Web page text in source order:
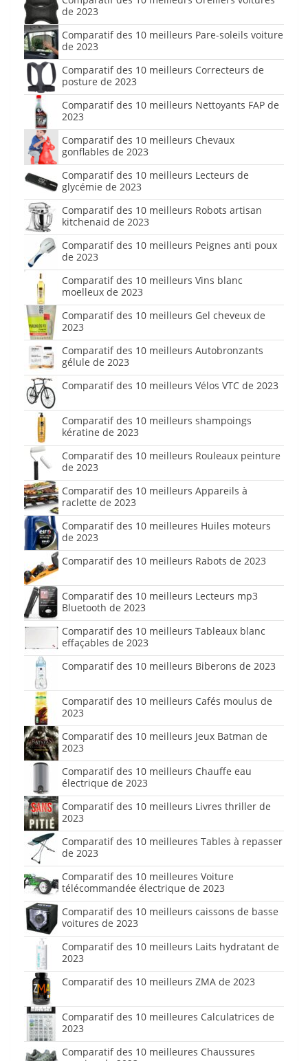
de 2023
Comparatif des 10 meilleurs Pare-soleils voiture
de 2023
Comparatif des 10 meilleurs Correcteurs de
posture de 2023
Comparatif des 10 meilleurs Nettoyants FAP de
2023
Comparatif des 10 meilleurs Chevaux
gonflables de 2023
Comparatif des 10 meilleurs Lecteurs de
glycémie de 2023
Comparatif des 10 meilleurs Robots artisan
kitchenaid de 2023
Comparatif des 10 meilleurs Peignes anti poux
de 2023
Comparatif des 10 meilleurs Vins blanc
moelleux de 2023
Comparatif des 10 meilleurs Gel cheveux de
2023
Comparatif des 10 meilleurs Autobronzants
gélule de 2023
Comparatif des 10 meilleurs Vélos VTC de 2023
Comparatif des 10 meilleurs shampoings
kératine de 2023
Comparatif des 10 meilleurs Rouleaux peinture
de 2023
Comparatif des 10 meilleurs Appareils à
raclette de 2023
Comparatif des 10 meilleures Huiles moteurs
de 2023
Comparatif des 10 meilleurs Rabots de 2023
Comparatif des 10 meilleurs Lecteurs mp3
Bluetooth de 2023
Comparatif des 10 meilleurs Tableaux blanc
effaçables de 2023
Comparatif des 10 meilleurs Biberons de 2023
Comparatif des 10 meilleurs Cafés moulus de
2023
Comparatif des 10 meilleurs Jeux Batman de
2023
Comparatif des 10 meilleurs Chauffe eau
électrique de 2023
Comparatif des 10 meilleurs Livres thriller de
2023
Comparatif des 10 meilleures Tables à repasser
de 2023
Comparatif des 10 meilleures Voiture
télécommandée électrique de 2023
Comparatif des 10 meilleurs caissons de basse
voitures de 2023
Comparatif des 10 meilleurs Laits hydratant de
2023
Comparatif des 10 meilleurs ZMA de 2023
Comparatif des 10 meilleures Calculatrices de
2023
Comparatif des 10 meilleures Chaussures